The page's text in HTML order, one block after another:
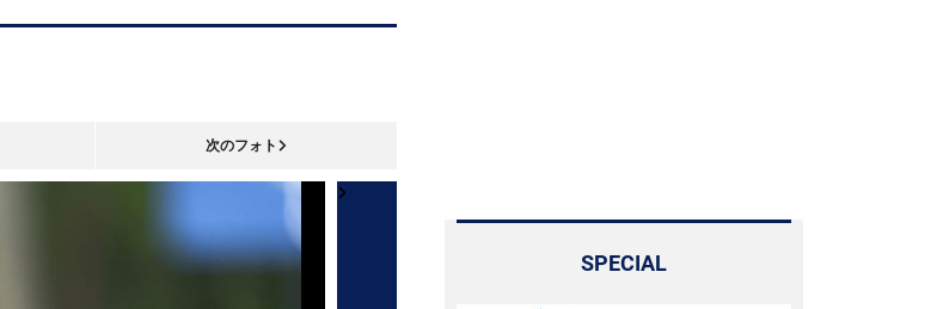
次のフォト
SPECIAL